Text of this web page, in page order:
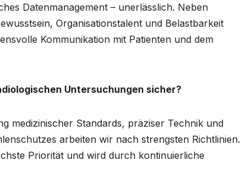
Datenmanagement – unerlässlich. Neben
Organisationstalent und Belastbarkeit
Kommunikation mit Patienten und dem
Untersuchungen sicher?
medizinischer Standards, präziser Technik und
arbeiten wir nach strengsten Richtlinien.
Priorität und wird durch kontinuierliche